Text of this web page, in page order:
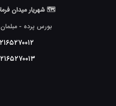
🗺 شهریار میدان
بورس پرده -